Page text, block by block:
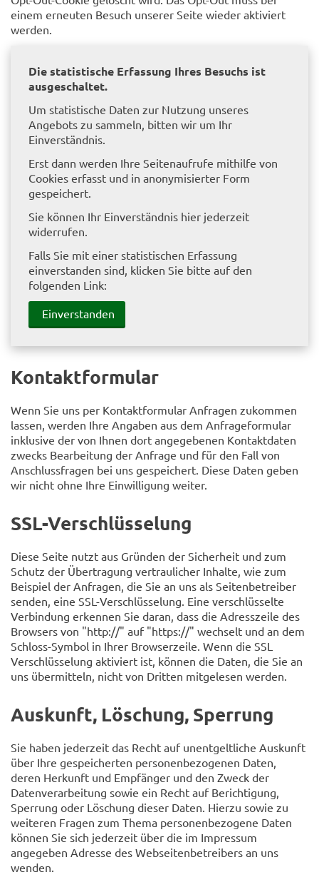
einem erneuten Besuch unserer Seite wieder aktiviert
werden.
Die statistische Erfassung Ihres Besuchs ist
ausgeschaltet.
Um statistische Daten zur Nutzung unseres
Angebots zu sammeln, bitten wir um Ihr
Einverständnis.
Erst dann werden Ihre Seitenaufrufe mithilfe von
Cookies erfasst und in anonymisierter Form
gespeichert.
Sie können Ihr Einverständnis hier jederzeit
widerrufen.
Falls Sie mit einer statistischen Erfassung
einverstanden sind, klicken Sie bitte auf den
folgenden Link:
Einverstanden
Kontaktformular
Wenn Sie uns per Kontaktformular Anfragen zukommen
lassen, werden Ihre Angaben aus dem Anfrageformular
inklusive der von Ihnen dort angegebenen Kontaktdaten
zwecks Bearbeitung der Anfrage und für den Fall von
Anschlussfragen bei uns gespeichert. Diese Daten geben
wir nicht ohne Ihre Einwilligung weiter.
SSL-Verschlüsselung
Diese Seite nutzt aus Gründen der Sicherheit und zum
Schutz der Übertragung vertraulicher Inhalte, wie zum
Beispiel der Anfragen, die Sie an uns als Seitenbetreiber
senden, eine SSL-Verschlüsselung. Eine verschlüsselte
Verbindung erkennen Sie daran, dass die Adresszeile des
Browsers von "http://" auf "https://" wechselt und an dem
Schloss-Symbol in Ihrer Browserzeile. Wenn die SSL
Verschlüsselung aktiviert ist, können die Daten, die Sie an
uns übermitteln, nicht von Dritten mitgelesen werden.
Auskunft, Löschung, Sperrung
Sie haben jederzeit das Recht auf unentgeltliche Auskunft
über Ihre gespeicherten personenbezogenen Daten,
deren Herkunft und Empfänger und den Zweck der
Datenverarbeitung sowie ein Recht auf Berichtigung,
Sperrung oder Löschung dieser Daten. Hierzu sowie zu
weiteren Fragen zum Thema personenbezogene Daten
können Sie sich jederzeit über die im Impressum
angegeben Adresse des Webseitenbetreibers an uns
wenden.